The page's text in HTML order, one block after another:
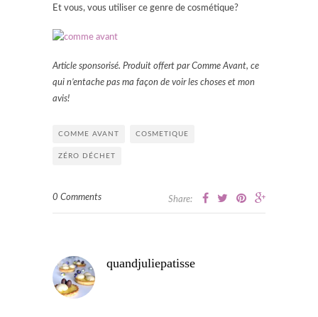
Et vous, vous utiliser ce genre de cosmétique?
Article sponsorisé. Produit offert par Comme Avant, ce
qui n’entache pas ma façon de voir les choses et mon
avis!
COMME AVANT COSMETIQUE
ZÉRO DÉCHET
0 Comments Share:
quandjuliepatisse